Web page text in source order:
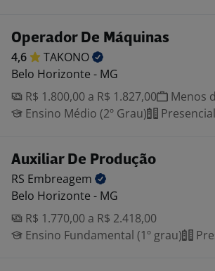
Operador De Máquinas
4,6
TAKONO
Belo Horizonte - MG
R$ 1.800,00 a R$ 1.827,00
Menos
Ensino Médio (2º Grau)
Presencial
Auxiliar De Produção
RS Embreagem
Belo Horizonte - MG
R$ 1.770,00 a R$ 2.418,00
Ensino Fundamental (1º grau)